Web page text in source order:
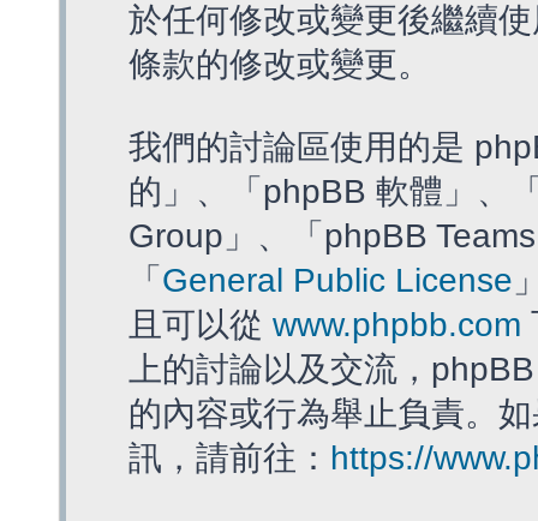
於任何修改或變更後繼續
條款的修改或變更。
我們的討論區使用的是
的」、「phpBB 軟體」、
Group」、「phpBB
「 General Public License
且可以從 www.phpbb.com
上的討論以及交流，
的內容或行為舉止負責。
訊，請前往： https://